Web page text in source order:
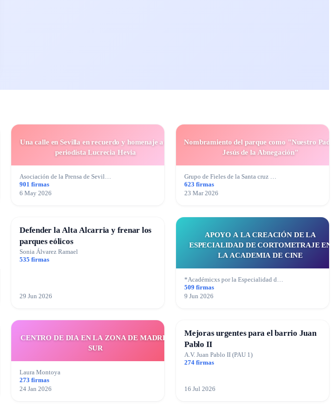
Una calle en Sevilla en recuerdo y homenaje a la
periodista Lucrecia Hevia
Asociación de la Prensa de Sevil…
901 firmas
6 May 2026
Nombramiento del parque como "Nuestro
Jesús de la Abnegación"
Grupo de Fieles de la Santa cruz …
623 firmas
23 Mar 2026
Defender la Alta Alcarria y frenar los
parques eólicos
Sonia Álvarez Ramael
535 firmas
29 Jun 2026
APOYO A LA CREACIÓN DE LA
ESPECIALIDAD DE CORTOMETRAJE EN
LA ACADEMIA DE CINE
*Académicxs por la Especialidad d…
509 firmas
9 Jun 2026
CENTRO DE DIA EN LA ZONA DE MADRID
SUR
Laura Montoya
273 firmas
24 Jan 2026
Mejoras urgentes para el barrio Juan
Pablo II
A.V. Juan Pablo II (PAU 1)
274 firmas
16 Jul 2026